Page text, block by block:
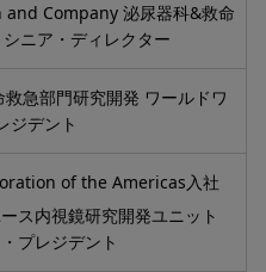
Company 泌尿器科&救命
ニア・ディレクター
急部門研究開発 ワールドワ
ジデント
of the Americas入社
ス内視鏡研究開発ユニット
プレジデント